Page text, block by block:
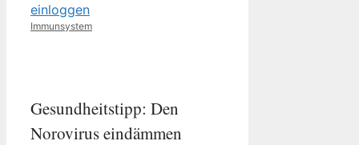
einloggen
Kategorien
Immunsystem
Gesundheitstipp: Den
Norovirus eindämmen